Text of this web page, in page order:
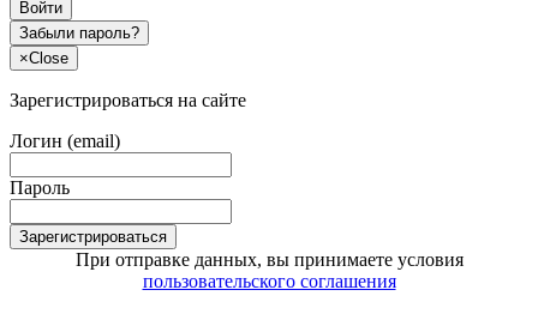
Войти
Забыли пароль?
×Close
Зарегистрироваться на сайте
Логин (email)
Пароль
Зарегистрироваться
При отправке данных, вы принимаете условия
пользовательского соглашения